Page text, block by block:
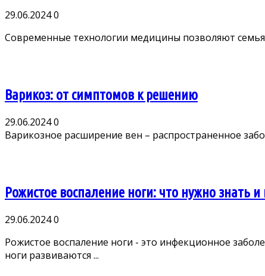
29.06.20240
Современные технологии медицины позволяют
Варикоз: от симптомов к решению
29.06.20240
Варикозное расширение вен – распространенное
Рожистое воспаление ноги: что нужно знать и
29.06.20240
Рожистое воспаление ноги - это инфекционное
ноги развиваются ...